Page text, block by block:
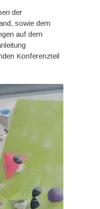
der
sowie dem
auf dem
Konferenzteil